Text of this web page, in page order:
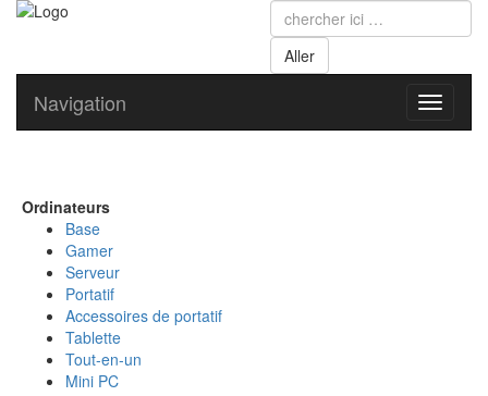
Toggle
Navigation
Ordinateurs
Base
Gamer
Serveur
Portatif
Accessoires de portatif
Tablette
Tout-en-un
Mini PC